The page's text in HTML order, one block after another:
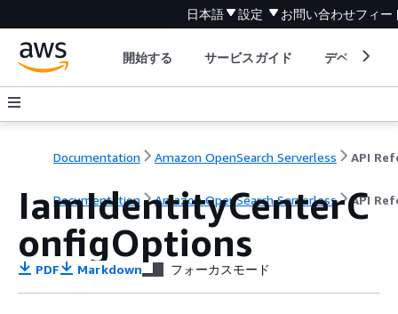
日本語 設定 お問い合わせフィー
開始する サービスガイド デベロッパ
Documentation Amazon OpenSearch Serverless
Documentation Amazon OpenSearch Serverless API
IamIdentityCenterC
onfigOptions
PDF Markdown フォーカスモード